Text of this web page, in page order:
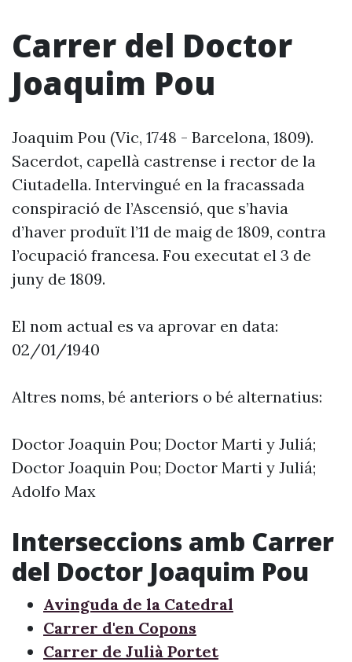
Carrer del Doctor
Joaquim Pou
Joaquim Pou (Vic, 1748 - Barcelona, 1809).
Sacerdot, capellà castrense i rector de la
Ciutadella. Intervingué en la fracassada
conspiració de l’Ascensió, que s’havia
d’haver produït l’11 de maig de 1809, contra
l’ocupació francesa. Fou executat el 3 de
juny de 1809.
El nom actual es va aprovar en data:
02/01/1940
Altres noms, bé anteriors o bé alternatius:
Doctor Joaquin Pou; Doctor Marti y Juliá;
Doctor Joaquin Pou; Doctor Marti y Juliá;
Adolfo Max
Interseccions amb Carrer
del Doctor Joaquim Pou
Avinguda de la Catedral
Carrer d'en Copons
Carrer de Julià Portet